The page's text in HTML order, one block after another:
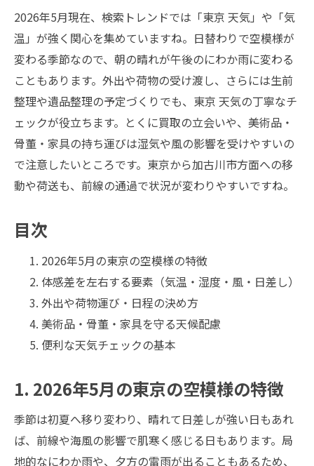
2026年5月現在、検索トレンドでは「東京 天気」や「気
温」が強く関心を集めていますね。日替わりで空模様が
変わる季節なので、朝の晴れが午後のにわか雨に変わる
こともあります。外出や荷物の受け渡し、さらには生前
整理や遺品整理の予定づくりでも、東京 天気の丁寧なチ
ェックが役立ちます。とくに買取の立会いや、美術品・
骨董・家具の持ち運びは湿気や風の影響を受けやすいの
で注意したいところです。東京から加古川市方面への移
動や荷送も、前線の通過で状況が変わりやすいですね。
目次
2026年5月の東京の空模様の特徴
体感差を左右する要素（気温・湿度・風・日差し）
外出や荷物運び・日程の決め方
美術品・骨董・家具を守る天候配慮
便利な天気チェックの基本
1. 2026年5月の東京の空模様の特徴
季節は初夏へ移り変わり、晴れて日差しが強い日もあれ
ば、前線や海風の影響で肌寒く感じる日もあります。局
地的なにわか雨や、夕方の雷雨が出ることもあるため、